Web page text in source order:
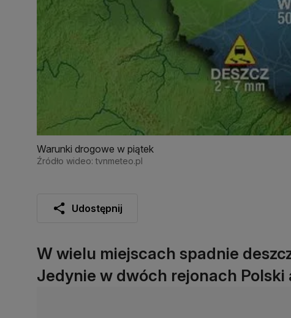
Warunki drogowe w piątek
Źródło wideo: tvnmeteo.pl
Udostępnij
W wielu miejscach spadnie
Jedynie w dwóch rejonach